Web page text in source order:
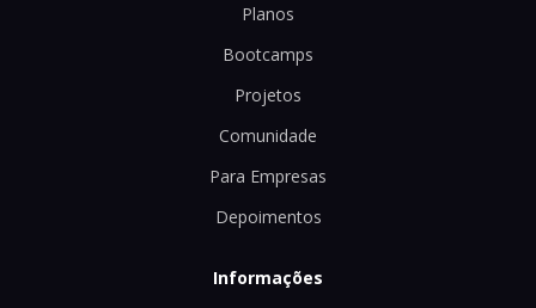
Planos
Bootcamps
Projetos
Comunidade
Para Empresas
Depoimentos
Informações